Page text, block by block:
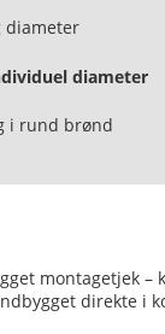
diameter
diameter
i rund brønd
montagetjek –
direkte i